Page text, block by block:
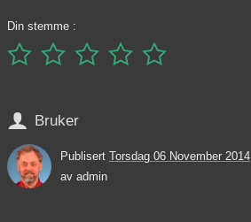
Din stemme :
    
 Bruker
Publisert Torsdag 06 November 2014
av admin